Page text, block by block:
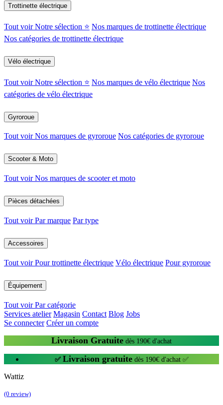
Trottinette électrique
Tout voirNotre sélection ⭐ Nos marques de trottinette électrique
Nos catégories de trottinette électrique
Vélo électrique
Tout voirNotre sélection ⭐ Nos marques de vélo électrique Nos
catégories de vélo électrique
Gyroroue
Tout voirNos marques de gyroroue Nos catégories de gyroroue
Scooter & Moto
Tout voirNos marques de scooter et moto
Pièces détachées
Tout voirPar marque Par type
Accessoires
Tout voirPour trottinette électrique Vélo électrique Pour gyroroue
Équipement
Tout voirPar catégorie
Services atelier Magasin Contact Blog Jobs
Se connecter Créer un compte
Livraison Gratuite dès 190€ d'achat
✅ Livraison gratuite dès 190€ d'achat ✅
Wattiz
(0 review)